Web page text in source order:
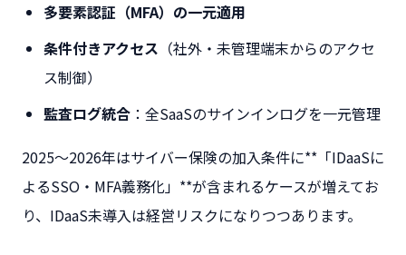
多要素認証（MFA）の一元適用
条件付きアクセス （社外・未管理端末からのアクセ
ス制御）
監査ログ統合 ：全SaaSのサインインログを一元管理
2025〜2026年はサイバー保険の加入条件に**「IDaaSに
よるSSO・MFA義務化」**が含まれるケースが増えてお
り、IDaaS未導入は経営リスクになりつつあります。